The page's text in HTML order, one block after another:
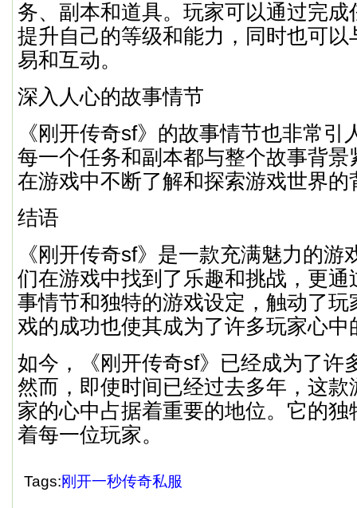
务、副本和道具。玩家可以通过完成
提升自己的等级和能力，同时也可以
易和互动。
深入人心的故事情节
《刚开传奇sf》的故事情节也非常引
每一个任务和副本都与整个故事背景
在游戏中不断了解和探索游戏世界的
结语
《刚开传奇sf》是一款充满魅力的游
们在游戏中找到了乐趣和挑战，更通
事情节和独特的游戏设定，触动了玩
戏的成功也使其成为了许多玩家心中
如今，《刚开传奇sf》已经成为了许
然而，即使时间已经过去多年，这款
家的心中占据着重要的地位。它的
着每一位玩家。
Tags:刚开一秒传奇私服